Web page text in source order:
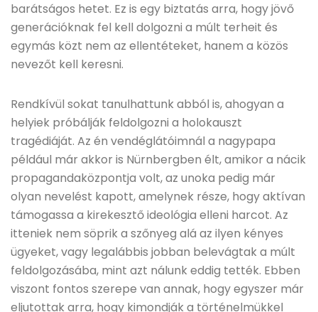
barátságos hetet. Ez is egy biztatás arra, hogy jövő
generációknak fel kell dolgozni a múlt terheit és
egymás közt nem az ellentéteket, hanem a közös
nevezőt kell keresni.
Rendkívül sokat tanulhattunk abból is, ahogyan a
helyiek próbálják feldolgozni a holokauszt
tragédiáját. Az én vendéglátóimnál a nagypapa
például már akkor is Nürnbergben élt, amikor a nácik
propagandaközpontja volt, az unoka pedig már
olyan nevelést kapott, amelynek része, hogy aktívan
támogassa a kirekesztő ideológia elleni harcot. Az
itteniek nem söprik a szőnyeg alá az ilyen kényes
ügyeket, vagy legalábbis jobban belevágtak a múlt
feldolgozásába, mint azt nálunk eddig tették. Ebben
viszont fontos szerepe van annak, hogy egyszer már
eljutottak arra, hogy kimondják a történelmükkel